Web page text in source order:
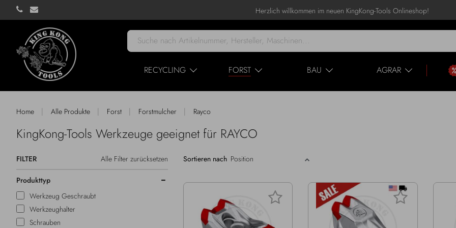
Herzlich willkommen im neuen KingKong-Tools Onlineshop!
RECYCLING FORST BAU AGRAR
Home | Alle Produkte | Forst | Forstmulcher | Rayco
KingKong-Tools Werkzeuge geeignet für RAYCO
FILTER Alle Filter zurücksetzen
Produkttyp
Werkzeug Geschraubt
Werkzeughalter
Schrauben
Sortieren nach